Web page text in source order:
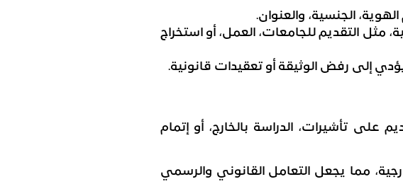
الجنسية، والعنوان.
مثل التقديم للجامعات، العمل، أو استخراج
إلى رفض الوثيقة أو تعقيدات قانونية.
على تأشيرات، الدراسة بالخارج، أو إتمام
مما يجعل التعامل القانوني والرسمي